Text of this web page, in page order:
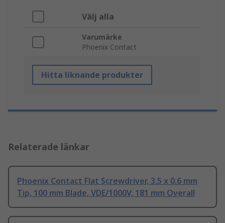
Välj alla
Varumärke
Phoenix Contact
Hitta liknande produkter
Relaterade länkar
Phoenix Contact Flat Screwdriver, 3.5 x 0.6 mm
Tip, 100 mm Blade, VDE/1000V, 181 mm Overall